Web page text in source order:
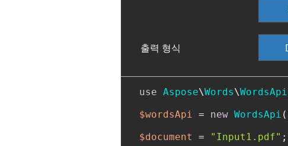
출력 형식
use Aspose\Words\WordsApi
$wordsApi = new WordsApi (
$document
= "Input1.pdf" ;